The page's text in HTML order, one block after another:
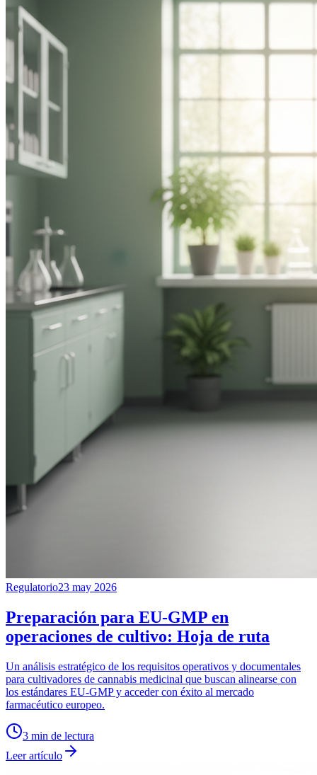
Regulatorio23 may 2026
Preparación para EU-GMP en
operaciones de cultivo: Hoja de ruta
Un análisis estratégico de los requisitos operativos y documentales
para cultivadores de cannabis medicinal que buscan alinearse con
los estándares EU-GMP y acceder con éxito al mercado
farmacéutico europeo.
3 min de lectura
Leer artículo